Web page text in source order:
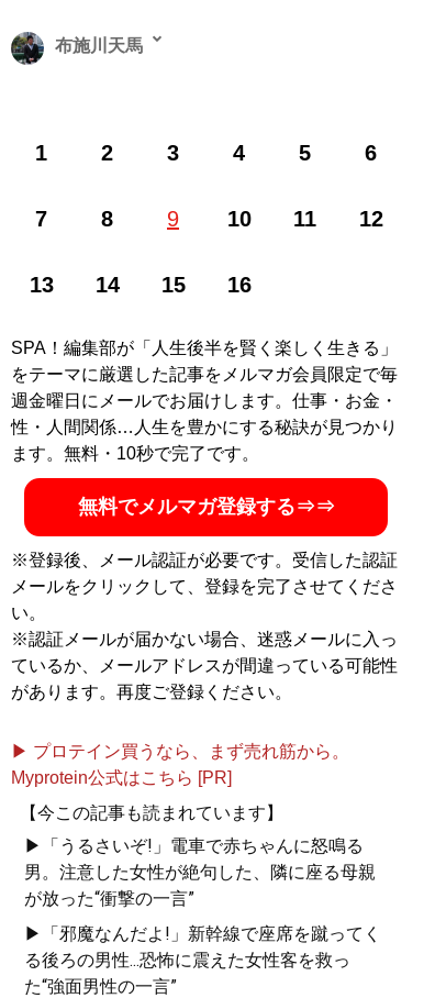
1 2 3 4 5 6
7 8 9 10 11 12
13 14 15 16
布施川天馬
団」評議員。 1997年生まれ。世帯年収300万円台の家庭
末東大合格を果たす。著書に最小コストで結果を出すノ
東大式節約勉強法
で高める時間の使い方」を解説した『
MENSA会員。（Xアカウント:
@Temma_Fusegawa ）
目標達成のための最短ル
ート、最小コストの具体
的な方法が満載
『人生を切りひらく 最高
の自宅勉強法
週3バイトしながら東大に
合格した著者が明かす
SPA！編集部が「人生後半を賢く楽しく生きる」
をテーマに厳選した記事をメルマガ会員限定で毎
週金曜日にメールでお届けします。仕事・お金・
性・人間関係…人生を豊かにする秘訣が見つかり
ます。無料・10秒で完了です。
無料でメルマガ登録する⇒⇒
※登録後、メール認証が必要です。受信した認証
メールをクリックして、登録を完了させてくださ
い。
※認証メールが届かない場合、迷惑メールに入っ
ているか、メールアドレスが間違っている可能性
があります。再度ご登録ください。
▶ プロテイン買うなら、まず売れ筋から。
Myprotein公式はこちら [PR]
【今この記事も読まれています】
▶「うるさいぞ!」電車で赤ちゃんに怒鳴る
男。注意した女性が絶句した、隣に座る母親
が放った“衝撃の一言”
▶「邪魔なんだよ!」新幹線で座席を蹴ってく
る後ろの男性...恐怖に震えた女性客を救っ
た“強面男性の一言”